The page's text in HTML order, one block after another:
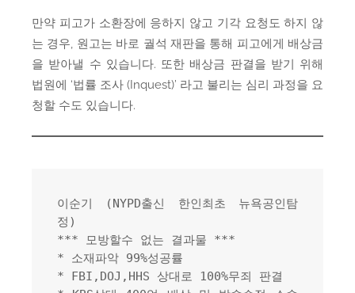
만약 피고가 소환장에 응하지 않고 기각 요청도 하지 않
는 경우, 원고는 바로 궐석 재판을 통해 피고에게 배상금
을 받아낼 수 있습니다. 또한 배상금 판결을 받기 위해
법원에 ‘법률 조사 (Inquest)’ 라고 불리는 심리 과정을 요
청할 수도 있습니다.
이순기 (NYPD출신 한인최초 뉴욕공인탐
정)
*** 모방할수 없는 결과물 ***
* 소재파악 99%성공률
* FBI,DOJ,HHS 상대로 100%무죄 판결